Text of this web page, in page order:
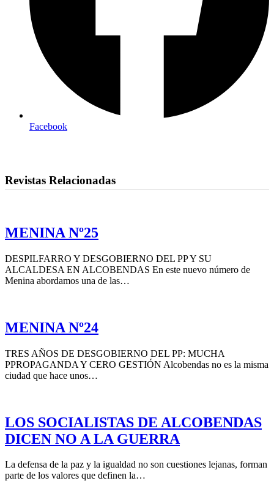
Facebook
Revistas Relacionadas
MENINA Nº25
DESPILFARRO Y DESGOBIERNO DEL PP Y SU
ALCALDESA EN ALCOBENDAS En este nuevo número de
Menina abordamos una de las…
MENINA Nº24
TRES AÑOS DE DESGOBIERNO DEL PP: MUCHA
PPROPAGANDA Y CERO GESTIÓN Alcobendas no es la misma
ciudad que hace unos…
LOS SOCIALISTAS DE ALCOBENDAS
DICEN NO A LA GUERRA
La defensa de la paz y la igualdad no son cuestiones lejanas, forman
parte de los valores que definen la…